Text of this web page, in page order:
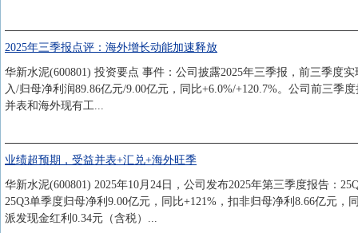
2025年三季报点评：海外增长动能加速释放
华新水泥(600801) 投资要点 事件：公司披露2025年三季报，前三季度
入/归母净利润89.86亿元/9.00亿元，同比+6.0%/+120.7%。公司前三
并表和海外现有工...
业绩超预期，受益并表+汇兑+海外旺季
华新水泥(600801) 2025年10月24日，公司发布2025年第三季度报告：
25Q3单季度归母净利9.00亿元，同比+121%，扣非归母净利8.66亿元
派发现金红利0.34元（含税）...